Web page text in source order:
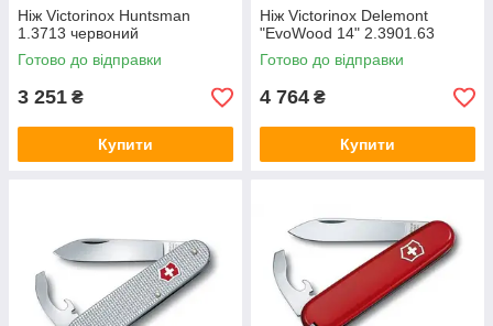
Ніж Victorinox Huntsman
1.3713 червоний
Готово до відправки
3 251 ₴
Купити
Ніж Victorinox Delemont
"EvoWood 14" 2.3901.63
Готово до відправки
4 764 ₴
Купити